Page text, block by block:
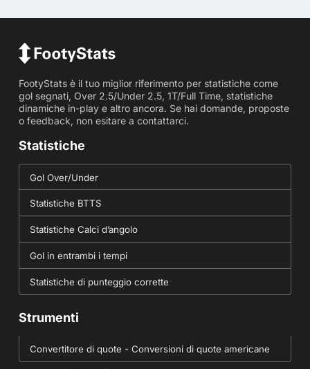
FootyStats è il tuo miglior riferimento per statistiche come
gol segnati, Over 2.5/Under 2.5, 1T/Full Time, statistiche
dinamiche in-play e altro ancora. Se hai domande, proposte
o feedback, non esitare a contattarci.
Statistiche
Gol Over/Under
Statistiche BTTS
Statistiche Calci d’angolo
Gol in entrambi i tempi
Statistiche di punteggio corrette
Strumenti
Convertitore di quote - Conversioni di quote americane